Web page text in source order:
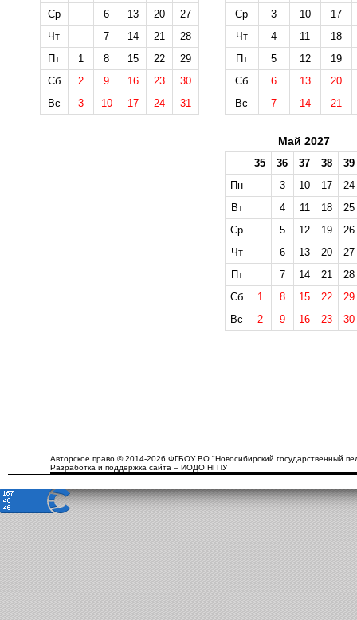
Ср
6 13 20
27
Чт
7 14 21
28
Пт
1 8 15 22
29
Сб
2 9 16 23
30
Вс
3 10 17 24 31
Ср
3 10
17
Чт
4 11
18
Пт
5 12
19
Сб
6 13
20
Вс
7 14 21
Май 2027
35 36 37 38
39
Пн
3 10 17
24
Вт
4 11 18
25
Ср
5 12 19
26
Чт
6 13 20
27
Пт
7 14 21
28
Сб
1 8 15 22
29
Вс
2 9 16 23 30
Авторское право © 2014-2026 ФГБОУ ВО "Новосибирский государственный
Разработка и поддержка сайта – ИОДО НГПУ